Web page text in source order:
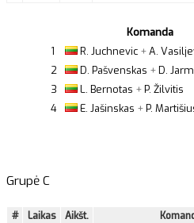
Komanda
1
R. Juchnevic +A.
2
D. Pašvenskas +D.
3
L. Bernotas +P. Žilvitis
4
E. Jašinskas +P.
Grupė C
# Laikas Aikšt.